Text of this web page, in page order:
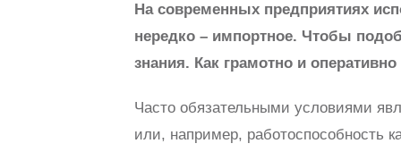
На современных предприятиях
нередко – импортное. Чтобы
знания. Как грамотно и
Часто обязательными условиями
или, например, работоспособность